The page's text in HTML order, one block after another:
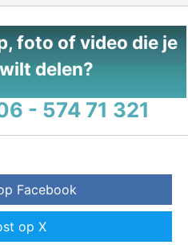
foto of video die je
delen?
- 574 71 321
Facebook
op X